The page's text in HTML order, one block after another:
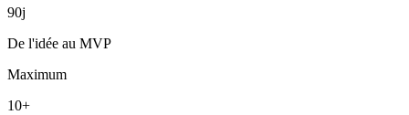
90j
De l'idée au MVP
Maximum
10+